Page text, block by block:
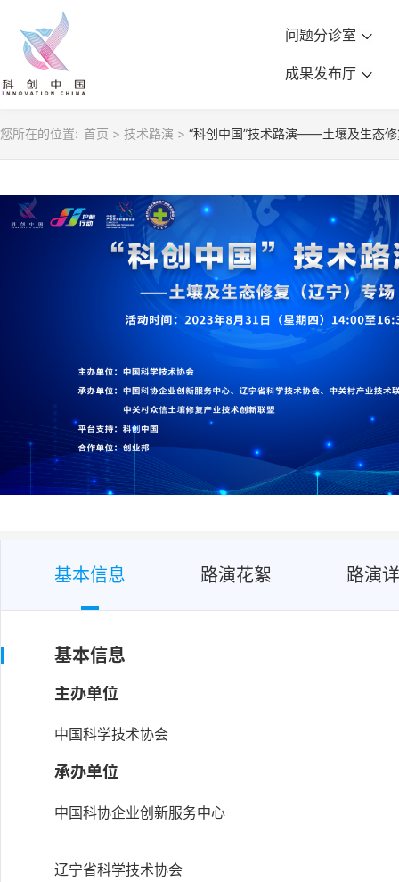
问题分诊室
成果发布厅
您所在的位置: 首页 > 技术路演 > “科创中国”技术路演——土壤及生态
基本信息 路演花絮 路演
基本信息
主办单位
中国科学技术协会
承办单位
中国科协企业创新服务中心
辽宁省科学技术协会